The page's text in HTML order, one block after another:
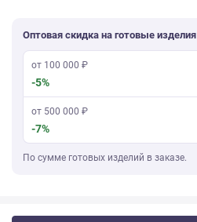
Оптовая скидка на готовые изделия
от 100 000 ₽
-5%
от 500 000 ₽
-7%
По сумме готовых изделий в заказе.